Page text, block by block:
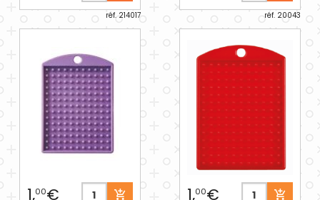
réf. 214017 réf. 20043
1,00€ 1,00€